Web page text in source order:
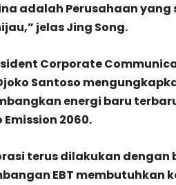
adalah Perusahaan
jelas Jing Song.
Corporate
Santoso
energi baru
Emission 2060.
terus dilakukan dengan
EBT membutuhkan